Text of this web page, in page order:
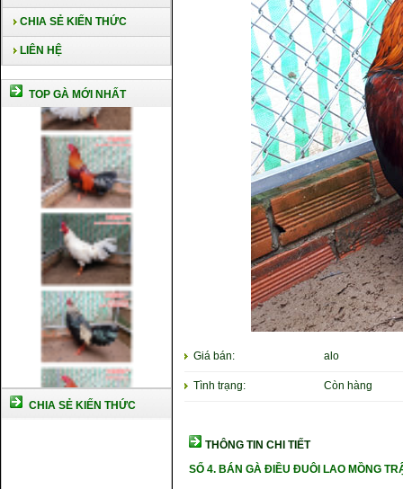
CHIA SẺ KIẾN THỨC
LIÊN HỆ
TOP GÀ MỚI NHẤT
CHIA SẺ KIẾN THỨC
Giá bán: alo
Tình trạng: Còn hàng
THÔNG TIN CHI TIẾT
SỐ 4. BÁN GÀ ĐIỀU ĐUÔI LAO MỒNG